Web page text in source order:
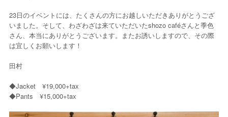
23日のイベントには、たくさんの方にお越しいただきありがとうござ
いました。そして、わざわざは来ていただいたshozo caféさんと季色
さん、本当にありがとうございます。またお誘いしますので、その際
は宜しくお願いします！
田村
◆Jacket ¥19,000+tax
◆Pants ¥15,000+tax